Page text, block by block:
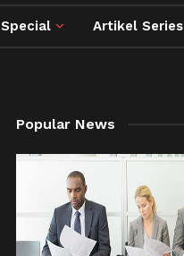
Special Artikel Series
Popular News